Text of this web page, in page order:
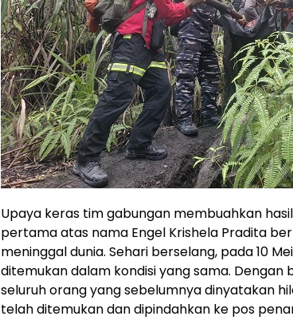
Upaya keras tim gabungan membuahkan
pertama atas nama Engel Krishela Pradita
meninggal dunia. Sehari berselang, pada 10
ditemukan dalam kondisi yang sama. Dengan
seluruh orang yang sebelumnya dinyatakan
telah ditemukan dan dipindahkan ke pos